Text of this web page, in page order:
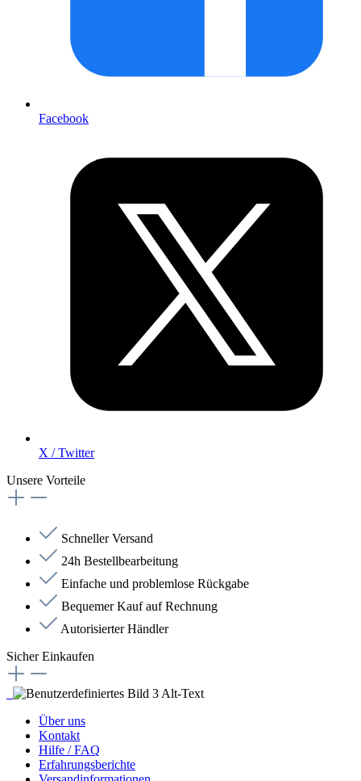
Facebook
X / Twitter
Unsere Vorteile
Schneller Versand
24h Bestellbearbeitung
Einfache und problemlose Rückgabe
Bequemer Kauf auf Rechnung
Autorisierter Händler
Sicher Einkaufen
Über uns
Kontakt
Hilfe / FAQ
Erfahrungsberichte